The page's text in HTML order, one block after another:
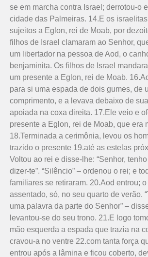
se em marcha contra Israel; derrotou-o
cidade das Palmeiras. 14.E os
sujeitos a Eglon, rei de Moab, por
filhos de Israel clamaram ao Senhor,
um libertador na pessoa de Aod, o
benjaminita. Os filhos de Israel
um presente a Eglon, rei de Moab.
para si uma espada de dois gumes, de
comprimento, e a levava debaixo de
apoiada na coxa direita. 17.Ele veio e
presente a Eglon, rei de Moab, que era
18.Terminada a cerimônia, levou os
trazido o presente 19.até as estelas
Voltou ao rei e disse-lhe: “Senhor,
dizer-te”. “Silêncio” – ordenou o rei; e
familiares se retiraram. 20.Aod entrou;
assentado, só, no seu quarto de verão.
uma palavra da parte do Senhor” –
levantou-se do seu trono. 21.E logo
mão esquerda a espada que trazia na
cravou-a no ventre 22.com tanta força
entrou após a lâmina e ficou coberto,